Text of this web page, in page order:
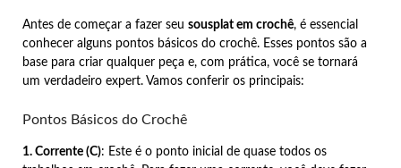
Antes de começar a fazer seu sousplat em crochê, é essencial
conhecer alguns pontos básicos do crochê. Esses pontos são a
base para criar qualquer peça e, com prática, você se tornará
um verdadeiro expert. Vamos conferir os principais:
Pontos Básicos do Crochê
1. Corrente (C): Este é o ponto inicial de quase todos os